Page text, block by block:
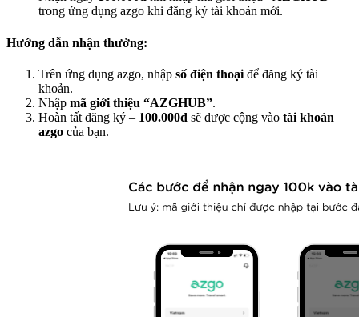
trong ứng dụng azgo khi đăng ký tài khoản mới.
Hướng dẫn nhận thưởng:
Trên ứng dụng azgo, nhập số điện thoại để đăng ký tài
khoản.
Nhập mã giới thiệu “AZGHUB”.
Hoàn tất đăng ký – 100.000đ sẽ được cộng vào tài khoản
azgo của bạn.